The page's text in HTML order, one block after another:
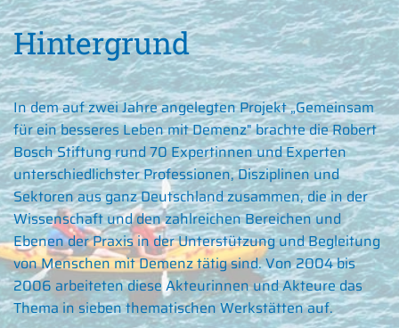
Hintergrund
In dem auf zwei Jahre angelegten Projekt „Gemeinsam
für ein besseres Leben mit Demenz" brachte die Robert
Bosch Stiftung rund 70 Expertinnen und Experten
unterschiedlichster Professionen, Disziplinen und
Sektoren aus ganz Deutschland zusammen, die in der
Wissenschaft und den zahlreichen Bereichen und
Ebenen der Praxis in der Unterstützung und Begleitung
von Menschen mit Demenz tätig sind. Von 2004 bis
2006 arbeiteten diese Akteurinnen und Akteure das
Thema in sieben thematischen Werkstätten auf.